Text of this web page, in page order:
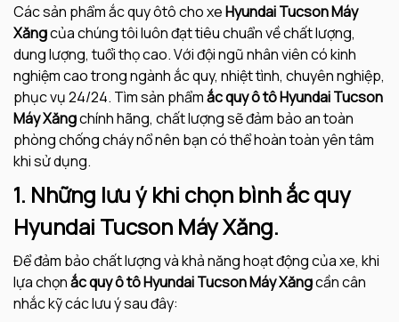
Các sản phẩm ắc quy ôtô cho xeHyundai Tucson Máy
Xăngcủa chúng tôi luôn đạt tiêu chuẩn về chất lượng,
dung lượng, tuổi thọ cao. Với đội ngũ nhân viên có kinh
nghiệm cao trong ngành ắc quy, nhiệt tình, chuyên nghiệp,
phục vụ 24/24. Tìm sản phẩmắc quy ô tô Hyundai Tucson
Máy Xăngchính hãng, chất lượng sẽ đảm bảo an toàn
phòng chống cháy nổ nên bạn có thể hoàn toàn yên tâm
khi sử dụng.
1. Những lưu ý khi chọn bình ắc quy
Hyundai Tucson Máy Xăng.
Để đảm bảo chất lượng và khả năng hoạt động của xe, khi
lựa chọnắc quy ô tôHyundai Tucson Máy Xăngcần cân
nhắc kỹ các lưu ý sau đây: